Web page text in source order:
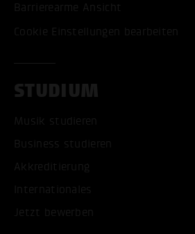
Barrierearme Ansicht
Cookie Einstellungen bearbeiten
STUDIUM
Musik studieren
Business studieren
Akkreditierung
Internationales
Jetzt bewerben